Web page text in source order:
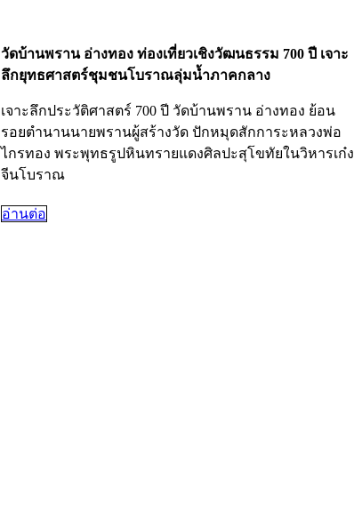
วัดบ้านพราน อ่างทอง ท่องเที่ยวเชิงวัฒนธรรม 700 ปี เจาะ
ลึกยุทธศาสตร์ชุมชนโบราณลุ่มน้ำภาคกลาง
เจาะลึกประวัติศาสตร์ 700 ปี วัดบ้านพราน อ่างทอง ย้อน
รอยตำนานนายพรานผู้สร้างวัด ปักหมุดสักการะหลวงพ่อ
ไกรทอง พระพุทธรูปหินทรายแดงศิลปะสุโขทัยในวิหารเก๋ง
จีนโบราณ
อ่านต่อ